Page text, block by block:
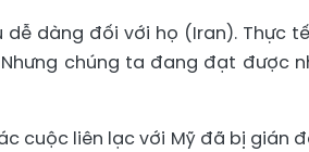
dễ dàng đối với họ (Iran). Thực
chúng ta đang đạt được
cuộc liên lạc với Mỹ đã bị gián